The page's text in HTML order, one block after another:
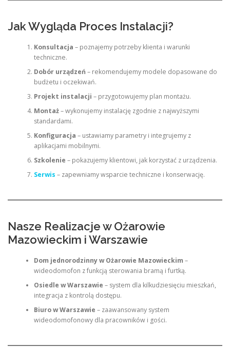
Jak Wygląda Proces Instalacji?
Konsultacja – poznajemy potrzeby klienta i warunki
techniczne.
Dobór urządzeń – rekomendujemy modele dopasowane do
budżetu i oczekiwań.
Projekt instalacji – przygotowujemy plan montażu.
Montaż– wykonujemy instalację zgodnie z najwyższymi
standardami.
Konfiguracja – ustawiamy parametry i integrujemy z
aplikacjami mobilnymi.
Szkolenie – pokazujemy klientowi, jak korzystać z urządzenia.
Serwis – zapewniamy wsparcie techniczne i konserwację.
Nasze Realizacje w Ożarowie
Mazowieckim i Warszawie
Dom jednorodzinny w Ożarowie Mazowieckim –
wideodomofon z funkcją sterowania bramą i furtką.
Osiedle w Warszawie – system dla kilkudziesięciu mieszkań,
integracja z kontrolą dostępu.
Biuro w Warszawie – zaawansowany system
wideodomofonowy dla pracowników i gości.